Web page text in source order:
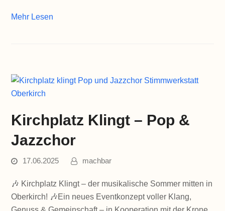
Mehr Lesen
Kirchplatz Klingt – Pop &
Jazzchor
17.06.2025 machbar
🎶 Kirchplatz Klingt – der musikalische Sommer mitten in
Oberkirch! 🎶Ein neues Eventkonzept voller Klang,